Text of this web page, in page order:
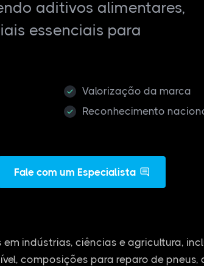
aditivos alimentares,
essenciais para
Valorização da marca
Reconhecimento
Fale com um Especialista
indústrias, ciências e agricultura,
composições para reparo de